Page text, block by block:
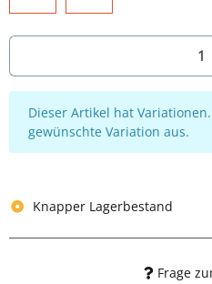
x
Dieser Artikel hat
gewünschte Variation aus.
Knapper Lagerbestand
Frage